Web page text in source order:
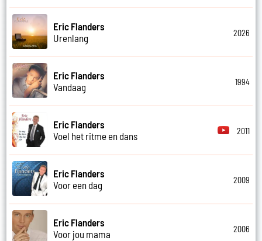
Eric Flanders
Urenlang
2026
Eric Flanders
Vandaag
1994
Eric Flanders
Voel het ritme en dans
2011
Eric Flanders
Voor een dag
2009
Eric Flanders
Voor jou mama
2006